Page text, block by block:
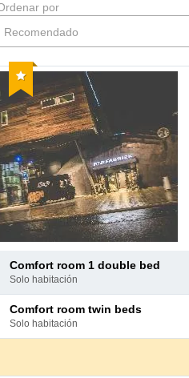
por
Recomendado
Recomendado
comfort room 1 double bed
solo habitación
comfort room twin beds
solo habitación